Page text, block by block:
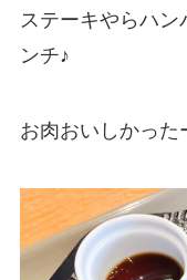
ステーキやらハ
ンチ♪
お肉おいしかった